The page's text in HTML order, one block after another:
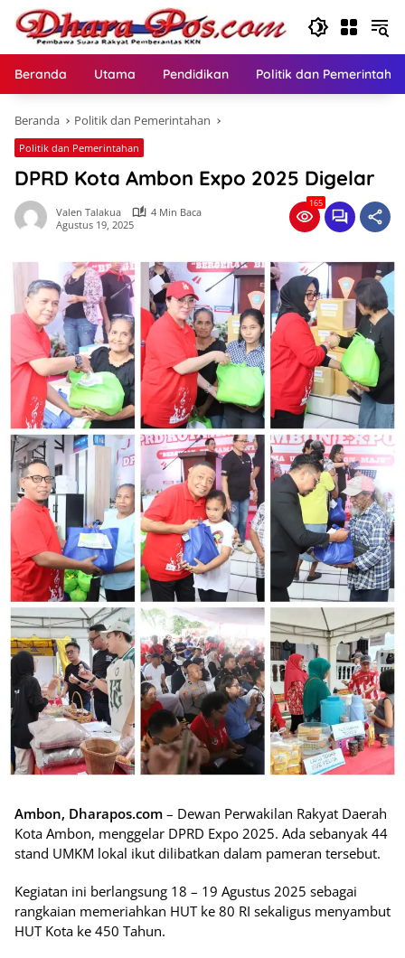
Langsung
konten
Beranda Utama Pendidikan Politik dan
Beranda Politik dan Pemerintahan
Politik dan Pemerintahan
DPRD Kota Ambon Expo 2025 Digelar
Valen Talakua
4 Min Baca
Agustus 19, 2025
165
Ambon, Dharapos.com – Dewan Perwakilan Rakyat Daerah
Kota Ambon, menggelar DPRD Expo 2025. Ada sebanyak 44
stand UMKM lokal ikut dilibatkan dalam pameran tersebut.
Kegiatan ini berlangsung 18 – 19 Agustus 2025 sebagai
rangkaian memeriahkan HUT ke 80 RI sekaligus menyambut
HUT Kota ke 450 Tahun.